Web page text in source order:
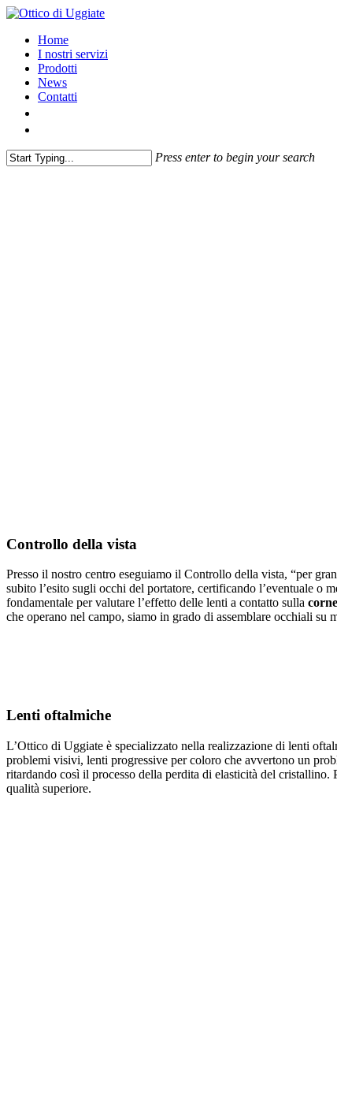
Home
I nostri servizi
Prodotti
News
Contatti
Press enter to begin your search
Controllo della vista
Presso il nostro centro eseguiamo il Controllo della vista, “per
subito l’esito sugli occhi del portatore, certificando l’eventuale o
fondamentale per valutare l’effetto delle lenti a contatto sulla
che operano nel campo, siamo in grado di assemblare occhiali su
Lenti oftalmiche
L’Ottico di Uggiate è specializzato nella realizzazione di lenti
problemi visivi, lenti progressive per coloro che avvertono un
ritardando così il processo della perdita di elasticità del
qualità superiore.